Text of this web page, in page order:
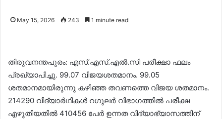
May 15, 2026 243 1 minute read
തിരുവനന്തപുരം: എസ്.എസ്.എൽ.സി പരീക്ഷാ ഫലം
പ്രഖ്യാപിച്ചു. 99.07 വിജയശതമാനം. 99.05
ശതമാനമായിരുന്നു കഴിഞ്ഞ തവണത്തെ വിജയ ശതമാനം.
214290 വിദ്യാർഥികൾ റഗുലർ വിഭാഗത്തിൽ പരീക്ഷ
എഴുതിയതിൽ 410456 പേർ ഉന്നത വിദ്യാഭ്യാസത്തിന്